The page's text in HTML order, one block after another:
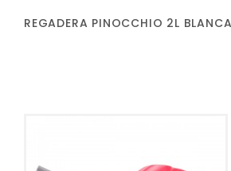
REGADERA PINOCCHIO 2L